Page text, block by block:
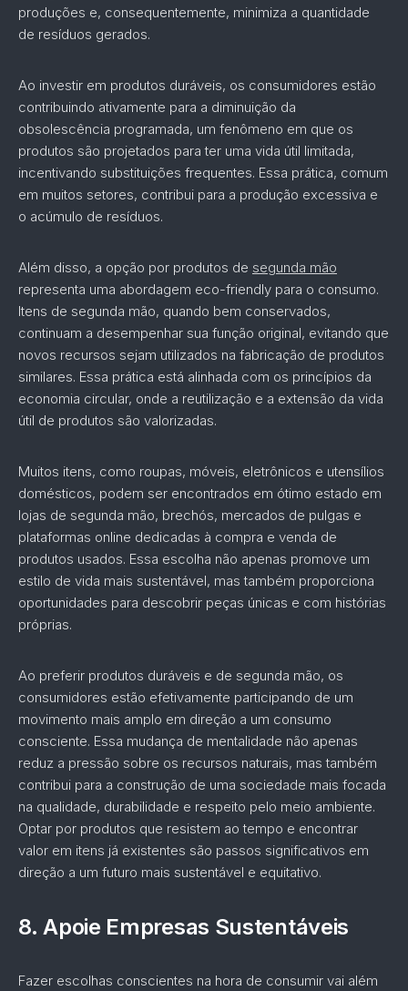
produções e, consequentemente, minimiza a quantidade
de resíduos gerados.
Ao investir em produtos duráveis, os consumidores estão
contribuindo ativamente para a diminuição da
obsolescência programada, um fenômeno em que os
produtos são projetados para ter uma vida útil limitada,
incentivando substituições frequentes. Essa prática, comum
em muitos setores, contribui para a produção excessiva e
o acúmulo de resíduos.
Além disso, a opção por produtos de segunda mão
representa uma abordagem eco-friendly para o consumo.
Itens de segunda mão, quando bem conservados,
continuam a desempenhar sua função original, evitando que
novos recursos sejam utilizados na fabricação de produtos
similares. Essa prática está alinhada com os princípios da
economia circular, onde a reutilização e a extensão da vida
útil de produtos são valorizadas.
Muitos itens, como roupas, móveis, eletrônicos e utensílios
domésticos, podem ser encontrados em ótimo estado em
lojas de segunda mão, brechós, mercados de pulgas e
plataformas online dedicadas à compra e venda de
produtos usados. Essa escolha não apenas promove um
estilo de vida mais sustentável, mas também proporciona
oportunidades para descobrir peças únicas e com histórias
próprias.
Ao preferir produtos duráveis e de segunda mão, os
consumidores estão efetivamente participando de um
movimento mais amplo em direção a um consumo
consciente. Essa mudança de mentalidade não apenas
reduz a pressão sobre os recursos naturais, mas também
contribui para a construção de uma sociedade mais focada
na qualidade, durabilidade e respeito pelo meio ambiente.
Optar por produtos que resistem ao tempo e encontrar
valor em itens já existentes são passos significativos em
direção a um futuro mais sustentável e equitativo.
8.Apoie Empresas Sustentáveis
Fazer escolhas conscientes na hora de consumir vai além